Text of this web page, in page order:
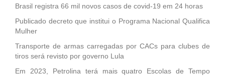
Brasil registra 66 mil novos casos de covid-19 em 24 horas
Publicado decreto que institui o Programa Nacional Qualifica
Mulher
Transporte de armas carregadas por CACs para clubes de
tiros será revisto por governo Lula
Em 2023, Petrolina terá mais quatro Escolas de Tempo